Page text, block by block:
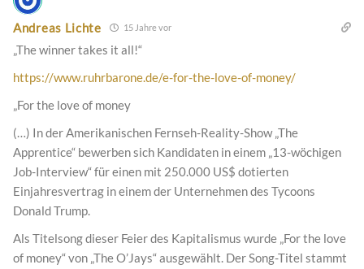
Andreas Lichte 15 Jahre vor
„The winner takes it all!“
https://www.ruhrbarone.de/e-for-the-love-of-money/
„For the love of money
(…) In der Amerikanischen Fernseh-Reality-Show „The
Apprentice“ bewerben sich Kandidaten in einem „13-wöchigen
Job-Interview“ für einen mit 250.000 US$ dotierten
Einjahresvertrag in einem der Unternehmen des Tycoons
Donald Trump.
Als Titelsong dieser Feier des Kapitalismus wurde „For the love
of money“ von „The O’Jays“ ausgewählt. Der Song-Titel stammt